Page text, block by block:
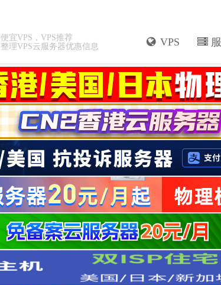
便宜VPS，VPS推荐
整理VPS云服务器优惠信息
VPS